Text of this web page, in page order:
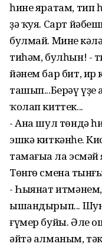
һине яратам, тип
ҙә ҡуя. Сарт
булмай. Минең
тиһәм, булһын! -
йәнем бар бит, ир
ташып...Берәү
ҡолап киттек...
- Ана шул төндә
эшкә киткәнһең.
тамағыңа ла
Төнгө сменаң
- Һыянат
ышандырып...
ғүмер буйы. Әле
әйтә алманым,